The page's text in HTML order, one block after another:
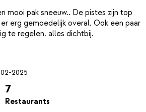
mooi pak sneeuw.. De pistes zijn top
erg gemoedelijk overal. Ook een paar
2025
7
Restaurants